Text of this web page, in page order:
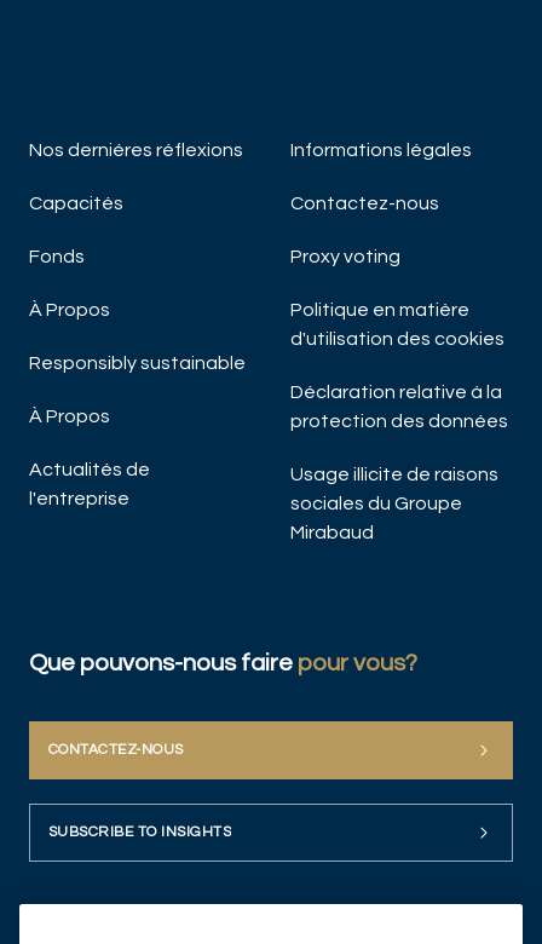
Nos derniéres réflexions
Capacités
Fonds
À Propos
Responsibly sustainable
À Propos
Actualités de
l'entreprise
Informations légales
Contactez-nous
Proxy voting
Politique en matière
d'utilisation des cookies
Déclaration relative à la
protection des données
Usage illicite de raisons
sociales du Groupe
Mirabaud
Que pouvons-nous faire pour vous?
CONTACTEZ-NOUS
SUBSCRIBE TO INSIGHTS